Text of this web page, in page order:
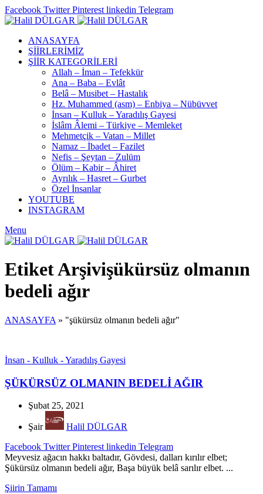
Facebook Twitter Pinterest linkedin Telegram
ANASAYFA
ŞİİRLERİMİZ
ŞİİR KATEGORİLERİ
Allah – İman – Tefekkür
Ana – Baba – Evlât
Belâ – Musibet – Hastalık
Hz. Muhammed (asm) – Enbiya – Nübüvvet
İnsan – Kulluk – Yaradılış Gayesi
İslâm Âlemi – Türkiye – Memleket
Mehmetçik – Vatan – Millet
Namaz – İbadet – Fazilet
Nefis – Şeytan – Zulüm
Ölüm – Kabir – Âhiret
Ayrılık – Hasret – Gurbet
Özel İnsanlar
YOUTUBE
INSTAGRAM
Menu
Etiket Arşivişükürsüz olmanın
bedeli ağır
ANASAYFA » "şükürsüz olmanın bedeli ağır"
İnsan - Kulluk - Yaradılış Gayesi
ŞÜKÜRSÜZ OLMANIN BEDELİ AĞIR
Şubat 25, 2021
Şair
Halil DÜLGAR
Facebook Twitter Pinterest linkedin Telegram
Meyvesiz ağacın hakkı baltadır, Gövdesi, dalları kırılır elbet;
Şükürsüz olmanın bedeli ağır, Başa büyük belâ sarılır elbet. ...
Şiirin Tamamı